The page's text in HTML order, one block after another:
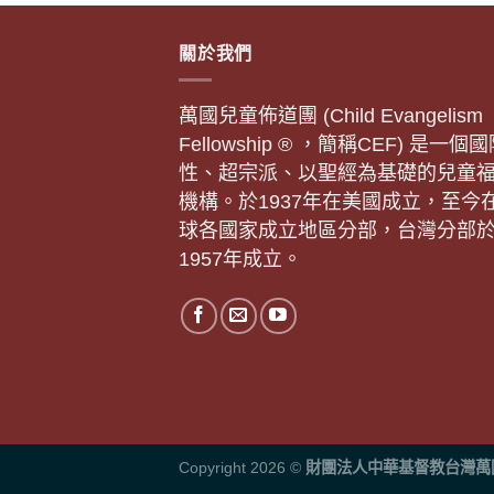
關於我們
萬國兒童佈道團 (Child Evangelism
Fellowship ® ，簡稱CEF) 是一個國
性、超宗派、以聖經為基礎的兒童
機構。於1937年在美國成立，至今
球各國家成立地區分部，台灣分部
1957年成立。
Copyright 2026 © 財團法人中華基督教台灣